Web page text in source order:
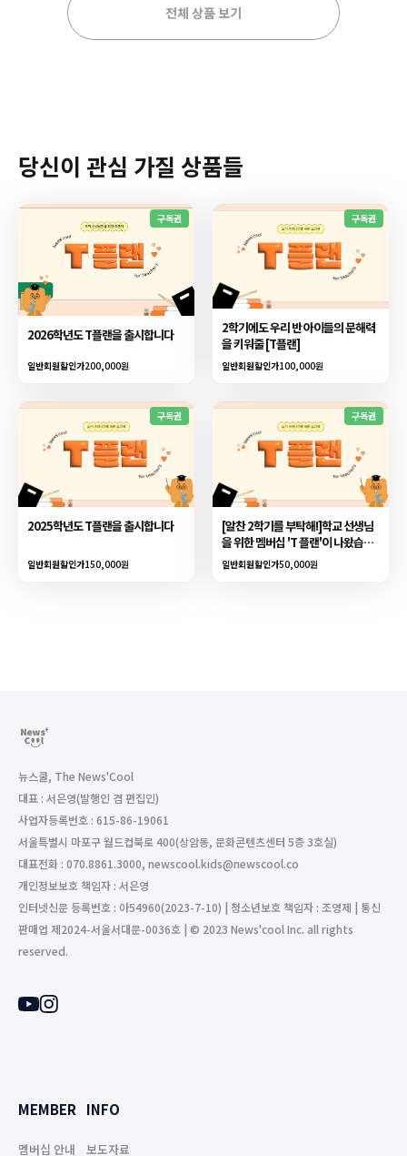
전체 상품 보기
당신이 관심 가질 상품들
구독권
2026학년도 T플랜을 출시합니다
일반회원할인가200,000원
구독권
2학기에도 우리 반 아이들의 문해력
을 키워줄 [T플랜]
일반회원할인가100,000원
구독권
2025학년도 T플랜을 출시합니다
일반회원할인가150,000원
구독권
[알찬 2학기를 부탁해!]학교 선생님
을 위한 멤버십 'T 플랜'이 나왔습니
다
일반회원할인가50,000원
뉴스쿨, The News'Cool
대표 : 서은영(발행인 겸 편집인)
사업자등록번호 : 615-86-19061
서울특별시 마포구 월드컵북로 400(상암동, 문화콘텐츠센터 5층 3호실)
대표전화 : 070.8861.3000, newscool.kids@newscool.co
개인정보보호 책임자 : 서은영
인터넷신문 등록번호 : 아54960(2023-7-10) | 청소년보호 책임자 : 조영제 | 통신
판매업 제2024-서울서대문-0036호 | © 2023 News'cool Inc. all rights
reserved.
MEMBER
멤버십 안내
INFO
보도자료